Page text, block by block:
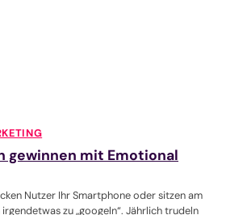
gewinnen mit Emotional
Nutzer Ihr Smartphone oder sitzen am
irgendetwas zu „googeln“. Jährlich trudeln